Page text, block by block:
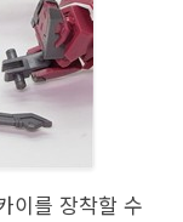
이를 장착할 수